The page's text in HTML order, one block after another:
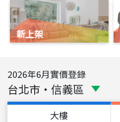
新上架
2026年6月實價登錄
台北市 ・ 信義區
大樓